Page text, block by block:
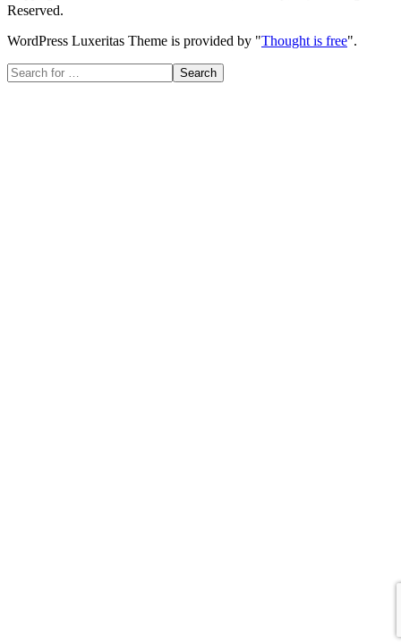
Reserved.
WordPress Luxeritas Theme is provided by "Thought is free".